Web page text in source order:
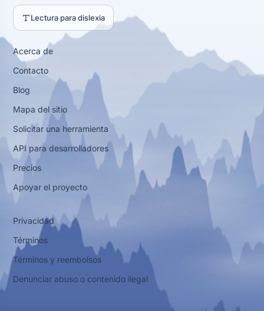
Lectura para dislexia
Acerca de
Contacto
Blog
Mapa del sitio
Solicitar una herramienta
API para desarrolladores
Precios
Apoyar el proyecto
Privacidad
Términos
Términos y reembolsos
Denunciar abuso o contenido ilegal